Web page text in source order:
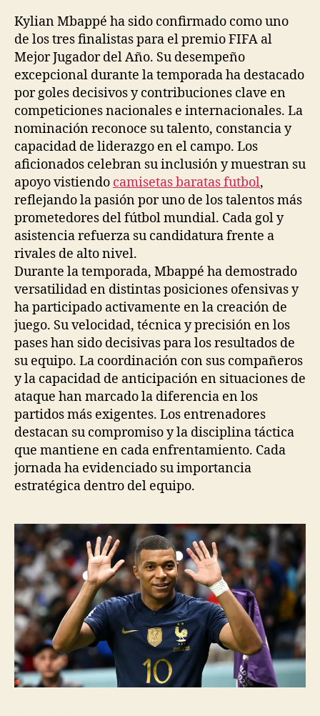
entrada
entrada
Kylian Mbappé ha sido confirmado como uno
de los tres finalistas para el premio FIFA al
Mejor Jugador del Año. Su desempeño
excepcional durante la temporada ha destacado
por goles decisivos y contribuciones clave en
competiciones nacionales e internacionales. La
nominación reconoce su talento, constancia y
capacidad de liderazgo en el campo. Los
aficionados celebran su inclusión y muestran su
apoyo vistiendo camisetas baratas futbol,
reflejando la pasión por uno de los talentos más
prometedores del fútbol mundial. Cada gol y
asistencia refuerza su candidatura frente a
rivales de alto nivel.
Durante la temporada, Mbappé ha demostrado
versatilidad en distintas posiciones ofensivas y
ha participado activamente en la creación de
juego. Su velocidad, técnica y precisión en los
pases han sido decisivas para los resultados de
su equipo. La coordinación con sus compañeros
y la capacidad de anticipación en situaciones de
ataque han marcado la diferencia en los
partidos más exigentes. Los entrenadores
destacan su compromiso y la disciplina táctica
que mantiene en cada enfrentamiento. Cada
jornada ha evidenciado su importancia
estratégica dentro del equipo.